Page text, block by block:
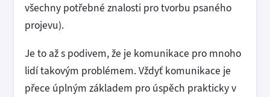
všechny potřebné znalosti pro tvorbu psaného
projevu).
Je to až s podivem, že je komunikace pro mnoho
lidí takovým problémem. Vždyť komunikace je
přece úplným základem pro úspěch prakticky v